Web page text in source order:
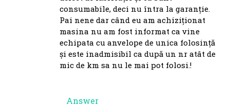
consumabile, deci nu întra la garanție.
Pai nene dar când eu am achiziționat
masina nu am fost informat ca vine
echipata cu anvelope de unica folosință
și este inadmisibil ca după un nr atât de
mic de km sa nu le mai pot folosi.!
Answer